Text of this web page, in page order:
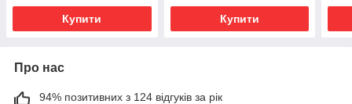
Купити Купити
Про нас
94% позитивних з 124 відгуків за рік